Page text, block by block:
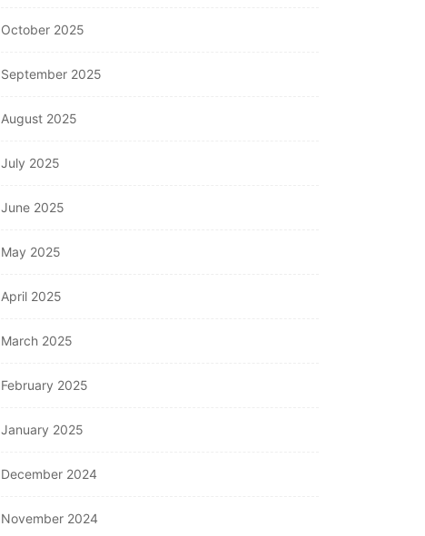
October 2025
September 2025
August 2025
July 2025
June 2025
May 2025
April 2025
March 2025
February 2025
January 2025
December 2024
November 2024